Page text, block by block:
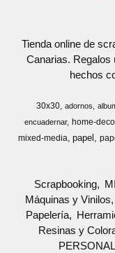
Tienda online de
Canarias. Regalos
hechos
30x30 adornos
encuadernar
home-
mixed-media papel
Scrapbooking
Máquinas y Vinilos
Papelería
Resinas y